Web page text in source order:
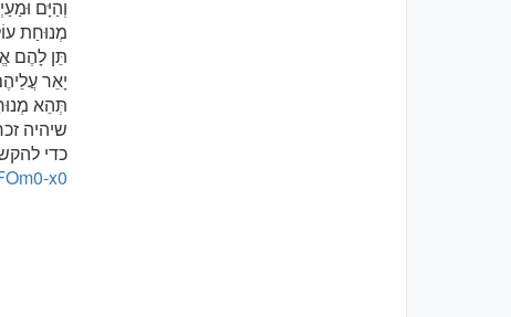
וְהַיָּם
מְנוּחַת
תֵּן לָהֶם
יָאֵר
תְּהֵא
שיהיה
כדי
x0